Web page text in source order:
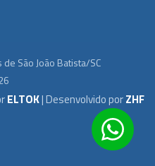
de São João Batista/SC
ELTOK| Desenvolvido porZHF